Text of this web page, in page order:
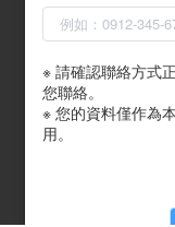
※ 請確認聯絡方式
您聯絡。
※ 您的資料僅作為
用。